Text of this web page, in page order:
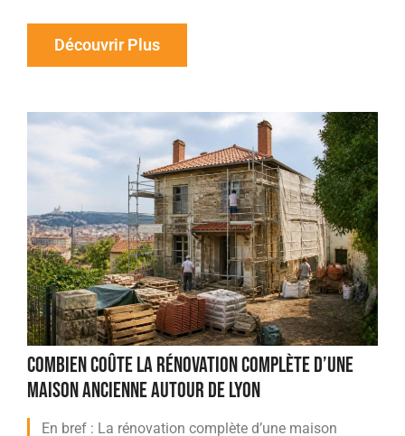
Découvrir Plus
COMBIEN COÛTE LA RÉNOVATION COMPLÈTE D’UNE
MAISON ANCIENNE AUTOUR DE LYON
En bref : La rénovation complète d’une maison